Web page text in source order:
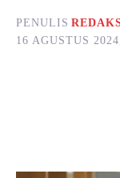
PENULIS
16 AGUSTUS